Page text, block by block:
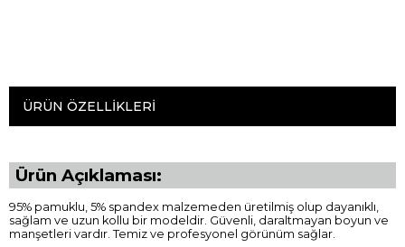
ÜRÜN ÖZELLIKLERI
Ürün Açıklaması:
95% pamuklu, 5% spandex malzemeden üretilmiş olup dayanıklı,
sağlam ve uzun kollu bir modeldir. Güvenli, daraltmayan boyun ve
manşetleri vardır. Temiz ve profesyonel görünüm sağlar.